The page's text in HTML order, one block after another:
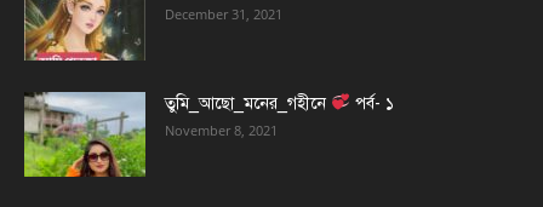
December 31, 2021
তুমি_আছো_মনের_গহীনে পর্ব- ১
November 8, 2021